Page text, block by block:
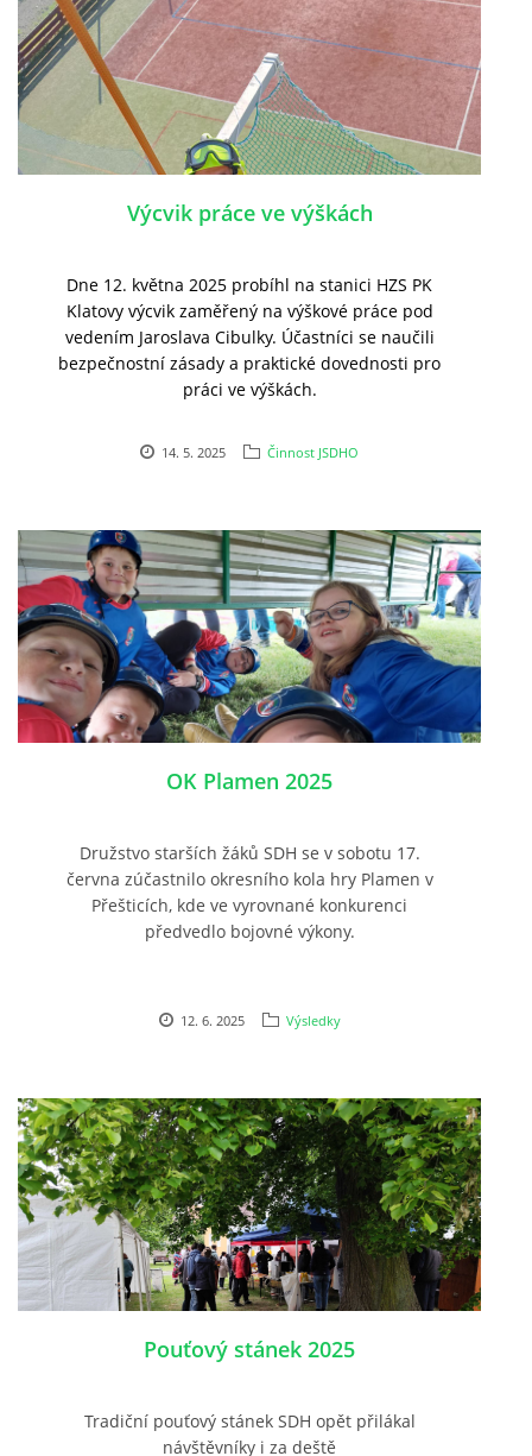
Výcvik práce ve výškách
Dne 12. května 2025 probíhl na stanici HZS PK
Klatovy výcvik zaměřený na výškové práce pod
vedením Jaroslava Cibulky. Účastníci se naučili
bezpečnostní zásady a praktické dovednosti pro
práci ve výškách.
14. 5. 2025 Činnost JSDHO
OK Plamen 2025
Družstvo starších žáků SDH se v sobotu 17.
června zúčastnilo okresního kola hry Plamen v
Přešticích, kde ve vyrovnané konkurenci
předvedlo bojovné výkony.
12. 6. 2025 Výsledky
Pouťový stánek 2025
Tradiční pouťový stánek SDH opět přilákal
návštěvníky i za deště